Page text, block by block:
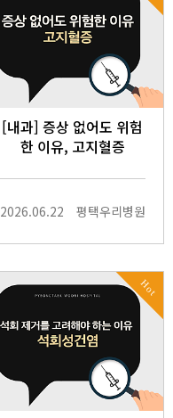
[내과] 증상 없어도 위험
한 이유, 고지혈증
2026.06.22 평택우리병원
Hot